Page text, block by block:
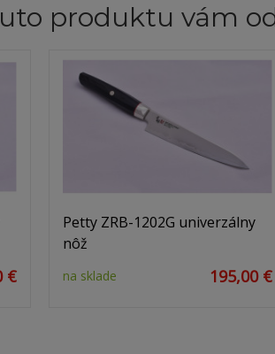
produktu vám
€
Petty ZRB-1202G univerzálny
nôž
na sklade 195,00 €